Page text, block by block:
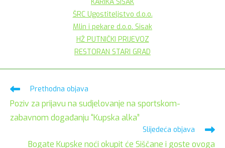
ŠRC Ugostiteljstvo d.o.o.
Mlin i pekare d.o.o. Sisak
HŽ PUTNIČKI PRIJEVOZ
RESTORAN STARI GRAD
Pročitaj
članaka
Prethodna objava
Poziv za prijavu na sudjelovanje na sportskom-
zabavnom događanju “Kupska alka”
Slijedeća objava
Bogate Kupske noći okupit će Siščane i goste ovoga